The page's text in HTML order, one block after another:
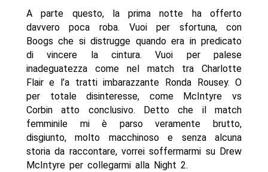
A parte questo, la prima notte ha offerto
davvero poca roba. Vuoi per sfortuna, con
Boogs che si distrugge quando era in predicato
di vincere la cintura. Vuoi per palese
inadeguatezza come nel match tra Charlotte
Flair e l’a tratti imbarazzante Ronda Rousey. O
per totale disinteresse, come McIntyre vs
Corbin atto conclusivo. Detto che il match
femminile mi è parso veramente brutto,
disgiunto, molto macchinoso e senza alcuna
storia da raccontare, vorrei soffermarmi su Drew
McIntyre per collegarmi alla Night 2.